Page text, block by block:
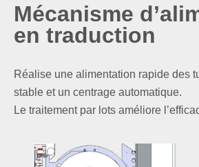
Mécanisme
en traduction
Réalise une alimentation rapide des
stable et un centrage automatique.
Le traitement par lots améliore